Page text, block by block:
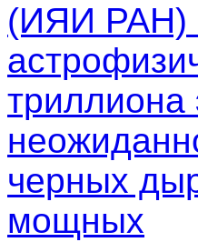
(ИЯИ РАН)
триллиона
черных
мощных